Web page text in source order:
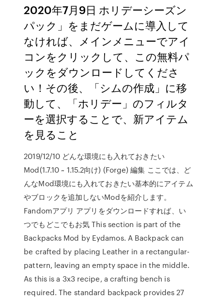
2020年7月9日 ホリデーシーズン
パック」をまだゲームに導入して
なければ、メインメニューでアイ
コンをクリックして、この無料パ
ックをダウンロードしてくださ
い！その後、「シムの作成」に移
動して、「ホリデー」のフィルタ
ーを選択することで、新アイテム
を見ること
2019/12/10 どんな環境にも入れておきたい
Mod(1.7.10 ~ 1.15.2向け) (Forge) 編集 ここでは、ど
んなMod環境にも入れておきたい基本的にアイテム
やブロックを追加しないModを紹介します。
Fandomアプリ アプリをダウンロードすれば、い
つでもどこでもお気 This section is part of the
Backpacks Mod by Eydamos. A Backpack can
be crafted by placing Leather in a rectangular-
pattern, leaving an empty space in the middle.
As this is a 3x3 recipe, a crafting bench is
required. The standard backpack provides 27